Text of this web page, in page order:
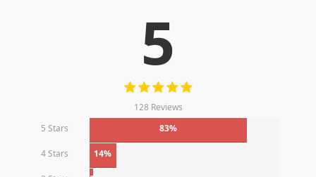
5
128 Reviews
5 Stars
83%
4 Stars 14%